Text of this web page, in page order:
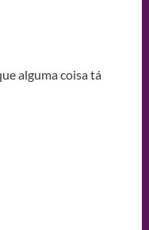
alguma coisa tá